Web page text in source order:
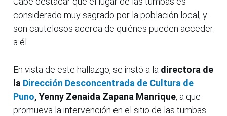
considerado muy sagrado por la población local, y
son cautelosos acerca de quiénes pueden acceder
a él.
En vista de este hallazgo, se instó a la directora de
la Dirección Desconcentrada de Cultura de
Puno, Yenny Zenaida Zapana Manrique, a que
promueva la intervención en el sitio de las tumbas